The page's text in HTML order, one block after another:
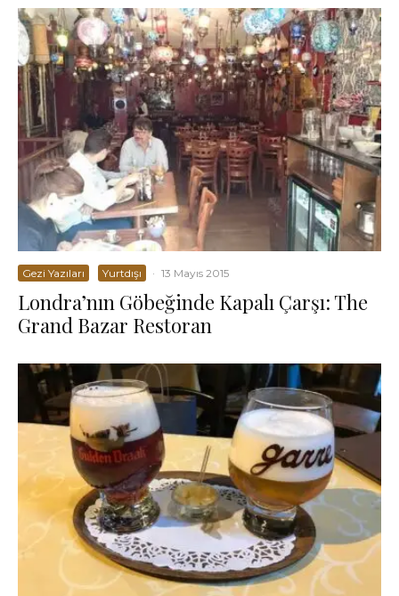
Gezi Yazıları Yurtdışı · 13 Mayıs 2015
Londra’nın Göbeğinde Kapalı Çarşı: The
Grand Bazar Restoran